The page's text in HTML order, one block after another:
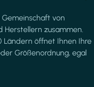
von
Herstellern zusammen.
Ländern öffnet Ihnen Ihre
Größenordnung, egal